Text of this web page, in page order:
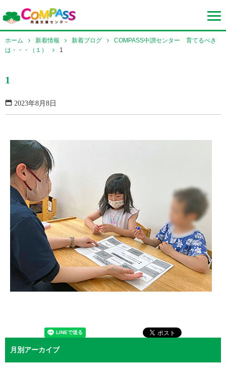
ホーム 新着情報 新着ブログ
COMPASS中讃センター 育てるべき
は・・・（１）
1
1
2023年8月8日
月別アーカイブ